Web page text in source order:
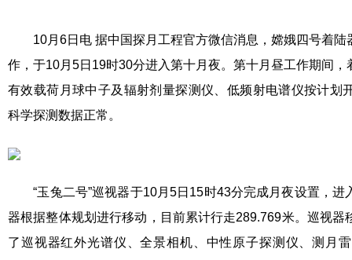
10月6日电 据中国探月工程官方微信消息，嫦娥四号着陆
作，于10月5日19时30分进入第十月夜。第十月昼工作期间
有效载荷月球中子及辐射剂量探测仪、低频射电谱仪按计划
科学探测数据正常。
“玉兔二号”巡视器于10月5日15时43分完成月夜设置，进
器根据整体规划进行移动，目前累计行走289.769米。巡视器
了巡视器红外光谱仪、全景相机、中性原子探测仪、测月